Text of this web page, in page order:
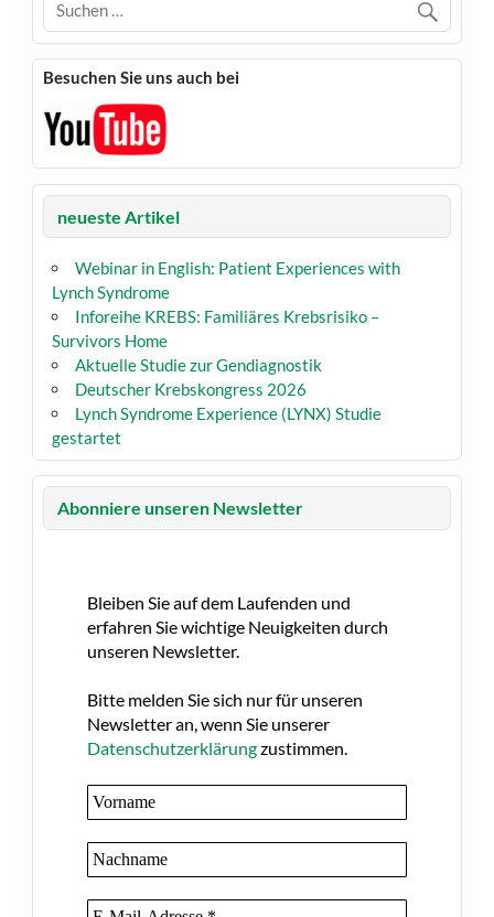
Besuchen Sie uns auch bei
neueste Artikel
Webinar in English: Patient Experiences with
Lynch Syndrome
Inforeihe KREBS: Familiäres Krebsrisiko –
Survivors Home
Aktuelle Studie zur Gendiagnostik
Deutscher Krebskongress 2026
Lynch Syndrome Experience (LYNX) Studie
gestartet
Abonniere unseren Newsletter
Bleiben Sie auf dem Laufenden und
erfahren Sie wichtige Neuigkeiten durch
unseren Newsletter.
Bitte melden Sie sich nur für unseren
Newsletter an, wenn Sie unserer
Datenschutzerklärungzustimmen.